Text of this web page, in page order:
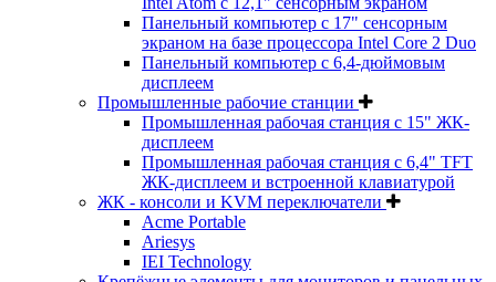
Панельный компьютер с 17" сенсорным
экраном на базе процессора Intel Core 2 Duo
Панельный компьютер с 6,4-дюймовым
дисплеем
Промышленные рабочие станции
Промышленная рабочая станция с 15" ЖК-
дисплеем
Промышленная рабочая станция с 6,4" TFT
ЖК-дисплеем и встроенной клавиатурой
ЖК - консоли и KVM переключатели
Acme Portable
Ariesys
IEI Technology